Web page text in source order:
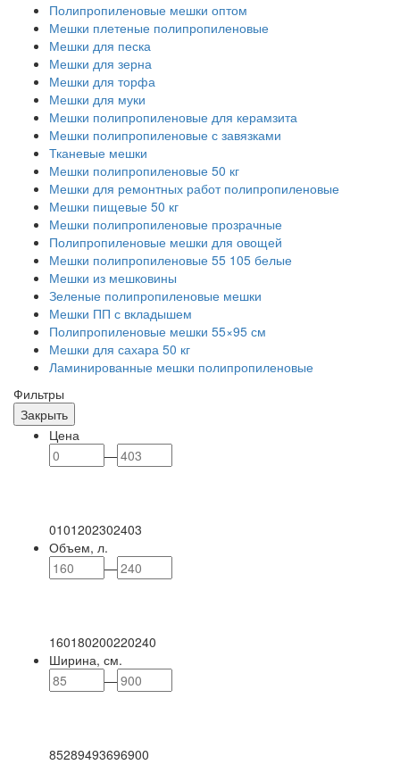
Полипропиленовые мешки оптом
Мешки плетеные полипропиленовые
Мешки для песка
Мешки для зерна
Мешки для торфа
Мешки для муки
Мешки полипропиленовые для керамзита
Мешки полипропиленовые с завязками
Тканевые мешки
Мешки полипропиленовые 50 кг
Мешки для ремонтных работ полипропиленовые
Мешки пищевые 50 кг
Мешки полипропиленовые прозрачные
Полипропиленовые мешки для овощей
Мешки полипропиленовые 55 105 белые
Мешки из мешковины
Зеленые полипропиленовые мешки
Мешки ПП с вкладышем
Полипропиленовые мешки 55×95 см
Мешки для сахара 50 кг
Ламинированные мешки полипропиленовые
Фильтры
Закрыть
Цена
—
0101202302403
Объем, л.
—
160180200220240
Ширина, см.
—
85289493696900